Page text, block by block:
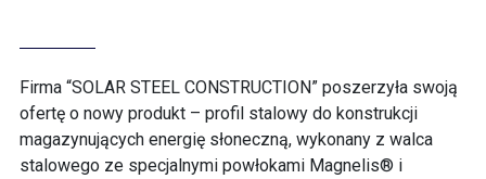
Firma “SOLAR STEEL CONSTRUCTION” poszerzyła swoją
ofertę o nowy produkt – profil stalowy do konstrukcji
magazynujących energię słoneczną, wykonany z walca
stalowego ze specjalnymi powłokami Magnelis® i